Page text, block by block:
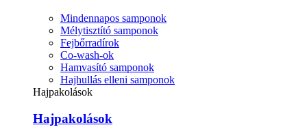
Mindennapos samponok
Mélytisztító samponok
Fejbőrradírok
Co-wash-ok
Hamvasító samponok
Hajhullás elleni samponok
Hajpakolások
Hajpakolások